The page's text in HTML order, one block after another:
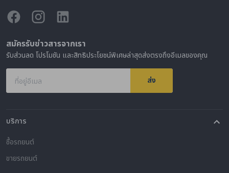
สมัครรับข่าวสารจากเรา
รับส่วนลด โปรโมชัน และสิทธิประโยชน์พิเศษล่าสุดส่งตรงถึงอีเมลของคุณ
ที่อยู่อีเมล ส่ง
บริการ
ซื้อรถยนต์
ขายรถยนต์